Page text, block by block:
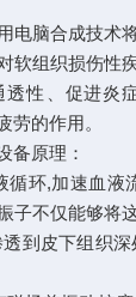
电脑合成技术将
对软组织损伤性
性、促进
的作用。
理：
循环,加速血液
振子不仅能够
到皮下组织